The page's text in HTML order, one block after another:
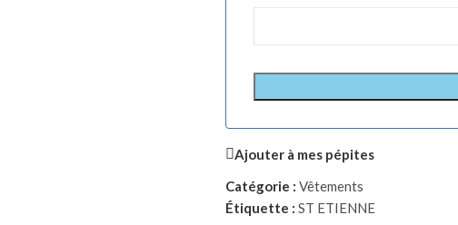
Ajouter à mes pépites
Catégorie : Vêtements
Étiquette : ST ETIENNE